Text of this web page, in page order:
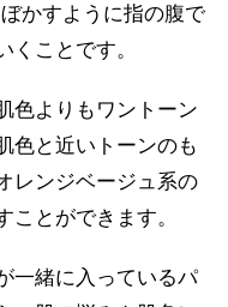
かすように指の腹で
くことです。
色よりもワントーン
色と近いトーンのも
レンジベージュ系の
とができます。
一緒に入っているパ